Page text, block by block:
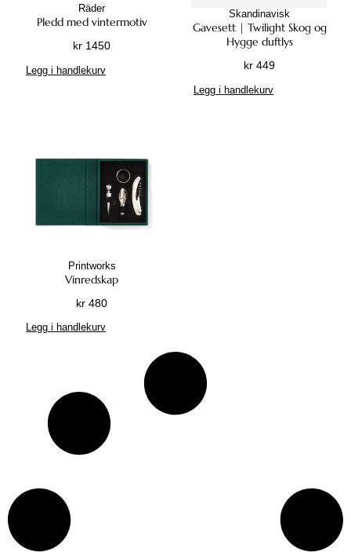
Räder
Pledd med vintermotiv
kr 1450
Legg i handlekurv
Skandinavisk
Gavesett | Twilight Skog og
Hygge duftlys
kr 449
Legg i handlekurv
Printworks
Vinredskap
kr 480
Legg i handlekurv